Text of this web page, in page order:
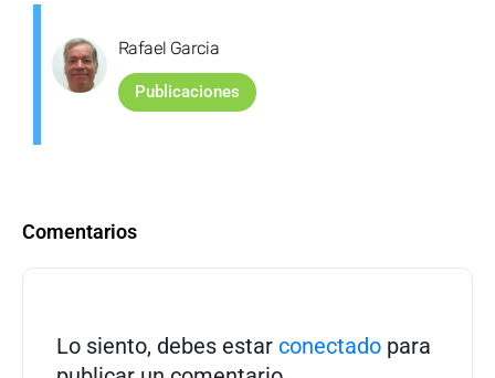
Rafael Garcia
Publicaciones
Comentarios
Lo siento, debes estar conectado para